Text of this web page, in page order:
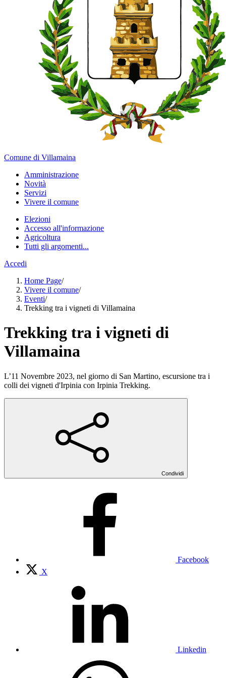
Comune di Villamaina
Amministrazione
Novità
Servizi
Vivere il comune
Elezioni
Accesso all'informazione
Agricoltura
Tutti gli argomenti...
Accedi
Home Page/
Vivere il comune/
Eventi/
Trekking tra i vigneti di Villamaina
Trekking tra i vigneti di
Villamaina
L’11 Novembre 2023, nel giorno di San Martino, escursione tra i
colli dei vigneti d'Irpinia con Irpinia Trekking.
Condividi
Facebook
X
Linkedin